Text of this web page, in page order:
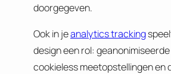
doorgegeven.
Ook in jeanalytics tracking
design een rol: geanonimiseerde
cookieless meetopstellingen en